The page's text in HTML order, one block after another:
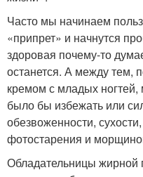
Часто мы начинаем
«припрет» и начнутся
здоровая почему-то
останется. А между тем,
кремом с младых
было бы избежать или
обезвоженности,
фотостарения и
Обладательницы жирной